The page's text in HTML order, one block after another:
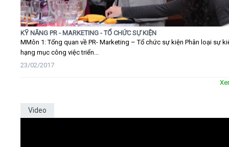
KỸ NĂNG PR - MARKETING - TỔ CHỨC SỰ KIỆN
MMôn 1: Tổng quan về PR- Marketing – Tổ chức sự kiện Phân loại sự
hạng mục công việc triển...
23/02/2017
Video